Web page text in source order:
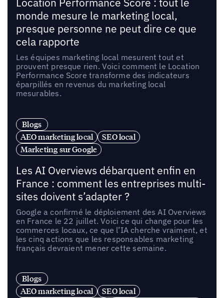
Location Performance Score : tout le
monde mesure le marketing local,
presque personne ne peut dire ce que
cela rapporte
Les équipes marketing local mesurent tout et
prouvent presque rien. Voici comment le Location
Performance Score transforme des indicateurs
éparpillés en revenus du marketing local
mesurables.
Blogs
AEO marketing local
SEO local
Marketing sur Google
Les AI Overviews débarquent enfin en
France : comment les entreprises multi-
sites doivent s’adapter ?
Google a confirmé le déploiement des AI Overviews
en France le 22 juillet. Voici ce qui change pour les
commerces locaux, ce que l’IA cherche vraiment, et
les cinq actions que les responsables marketing
français devraient mener cette semaine.
Blogs
AEO marketing local
SEO local